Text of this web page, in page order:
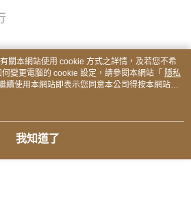
關本網站使用 cookie 方式之詳情，及若您不希
變更電腦的 cookie 設定，請參閱本網站「 隱私
續使用本網站即表示您同意本公司得按本網站使
。
我知道了